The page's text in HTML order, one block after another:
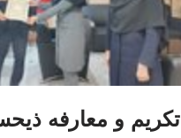
تکریم و معارفه